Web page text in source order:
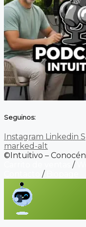
Seguinos:
Instagram Linkedin
marked-alt
©Intuitivo –
/
/